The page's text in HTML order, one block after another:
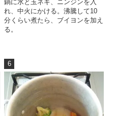
鍋に水と玉ネギ、ニンジンを入
れ、中火にかける。沸騰して10
分くらい煮たら、ブイヨンを加え
る。
6